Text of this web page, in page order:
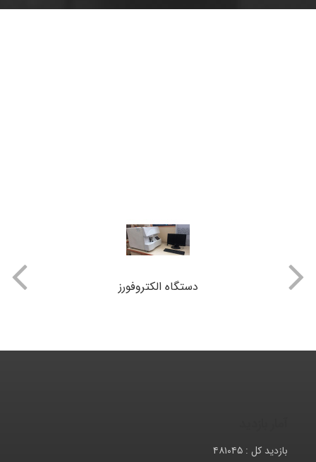
دستگاه الکتروفورز
بازدید کل : ۴۸۱۰۴۵